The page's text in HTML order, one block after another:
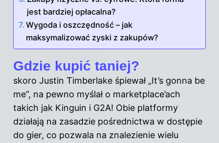
jest bardziej opłacalna?
Wygoda i oszczędność – jak
maksymalizować zyski z zakupów?
Gdzie kupić taniej?
skoro Justin Timberlake śpiewał „It’s gonna be
me”, na pewno myślał o marketplace’ach
takich jak Kinguin i G2A! Obie platformy
działają na zasadzie pośrednictwa w dostępie
do gier, co pozwala na znalezienie wielu